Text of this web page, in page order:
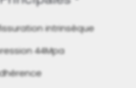
intrinsèque
44Mpa